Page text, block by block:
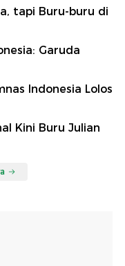
tapi Buru-buru di
Garuda
Indonesia Lolos
Kini Buru Julian